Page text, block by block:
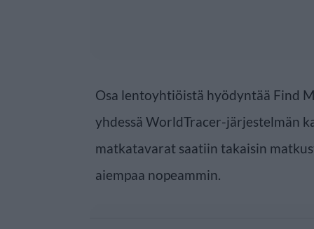
Osa lentoyhtiöistä hyödyntää Find
yhdessä WorldTracer-järjestelmän
matkatavarat saatiin takaisin
aiempaa nopeammin.